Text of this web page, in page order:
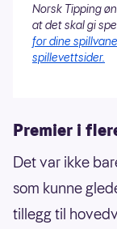
Norsk Tipping
at det skal gi
for dine
spillevettsider.
Premier i
Det var ikke
som kunne
tillegg til